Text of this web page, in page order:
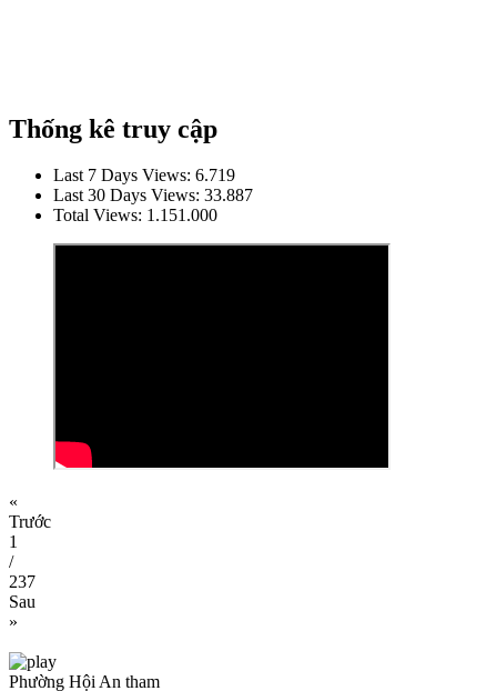
Thống kê truy cập
Last 7 Days Views: 6.719
Last 30 Days Views: 33.887
Total Views: 1.151.000
«
Trước
1
/
237
Sau
»
Phường Hội An tham